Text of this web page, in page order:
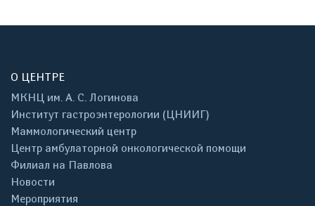
О ЦЕНТРЕ
МКНЦ им. А. С. Логинова
Институт гастроэнтерологии (ЦНИИГ)
Маммологический центр
Центр амбулаторной онкологической помощи
Филиал на Павлова
Новости
Мероприятия